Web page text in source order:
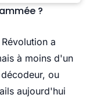
?
a
à moins d'un
ou
aujourd'hui